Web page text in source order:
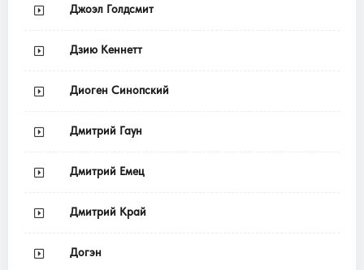
Джоэл Голдсмит
Дзию Кеннетт
Диоген Синопский
Дмитрий Гаун
Дмитрий Емец
Дмитрий Край
Догэн